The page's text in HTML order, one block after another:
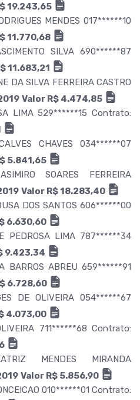
19.243,65
MENDES 017******10
11.770,68
SILVA 690******87
11.683,21
DA SILVA FERREIRA CASTRO
Valor R$ 4.474,85
LIMA 529******15 Contrato:
CHAVES 034******07
5.841,65
SOARES FERREIRA
Valor R$ 18.283,40
DOS SANTOS 606******00
6.630,60
PEDROSA LIMA 787******34
9.423,34
BARROS ABREU 659******91
6.728,60
DE OLIVEIRA 054******67
4.073,00
711******68 Contrato:
MENDES MIRANDA
Valor R$ 5.856,90
010******01 Contrato: